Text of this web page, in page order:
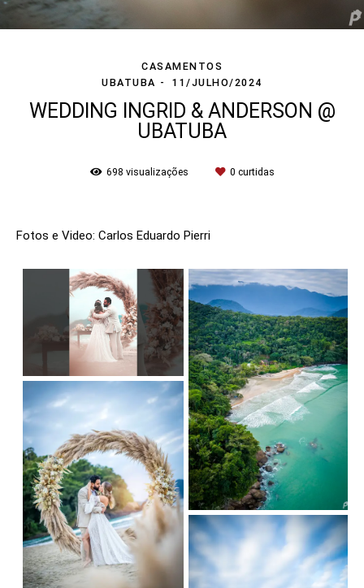
CASAMENTOS
UBATUBA
11/JULHO/2024
WEDDING INGRID & ANDERSON @
UBATUBA
698 visualizações 0 curtidas
Fotos e Video: Carlos Eduardo Pierri